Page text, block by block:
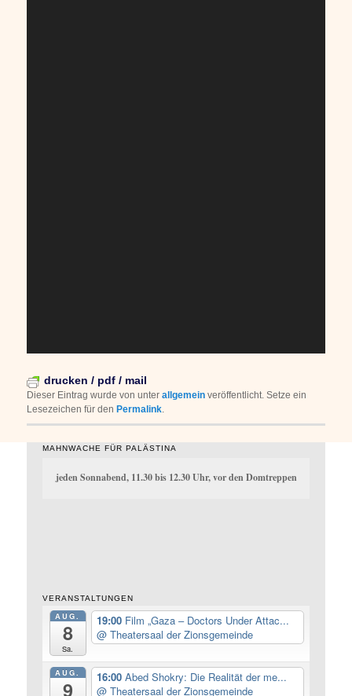
drucken / pdf / mail
Dieser Eintrag wurde vonunterallgemein veröffentlicht. Setze ein
Lesezeichen für den Permalink.
MAHNWACHE FÜR PALÄSTINA
jeden Sonnabend, 11.30 bis 12.30 Uhr, vor den Domtreppen
VERANSTALTUNGEN
AUG.
8
Sa.
19:00 Film „Gaza – Doctors Under Attac...
@ Theatersaal der Zionsgemeinde
AUG.
9
16:00 Abed Shokry: Die Realität der me...
@ Theatersaal der Zionsgemeinde